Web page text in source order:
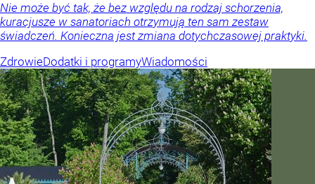
Nie może być tak, że bez względu na rodzaj schorzenia,
kuracjusze w sanatoriach otrzymują ten sam zestaw
świadczeń. Konieczna jest zmiana dotychczasowej praktyki.
ZdrowieDodatki i programyWiadomości